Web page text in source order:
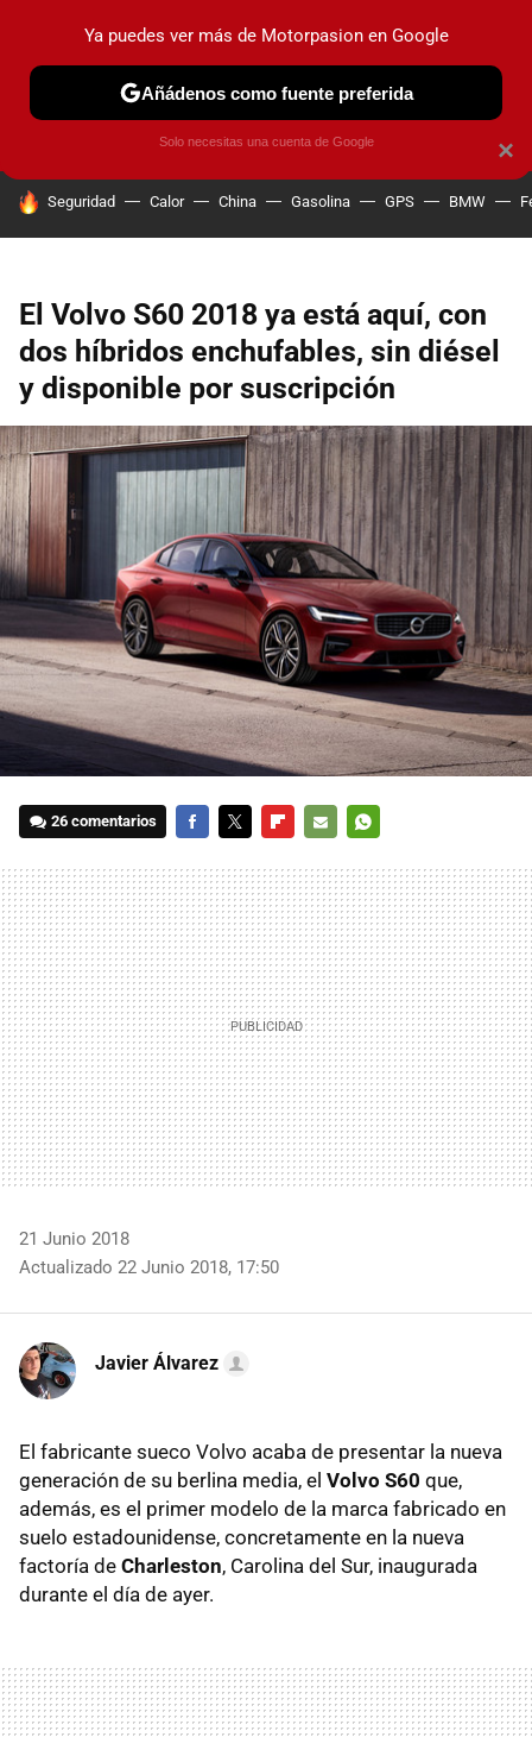
PRUEBAS COCHES ELÉCTRICOS OBSERVATORIO
HOY SE HABLA DE
Seguridad Calor China Gasolina GPS BMW
El Volvo S60 2018 ya está aquí, con
dos híbridos enchufables, sin diésel
y disponible por suscripción
26 comentarios
MAIL
21 Junio 2018
Actualizado 22 Junio 2018, 17:50
Javier Álvarez
El fabricante sueco Volvo acaba de presentar la nueva
generación de su berlina media, el Volvo S60 que,
además, es el primer modelo de la marca fabricado en
suelo estadounidense, concretamente en la nueva
factoría de Charleston, Carolina del Sur, inaugurada
durante el día de ayer.
×
Ya puedes ver más de Motorpasion en Google
Añádenos como fuente preferida
Solo necesitas una cuenta de Google